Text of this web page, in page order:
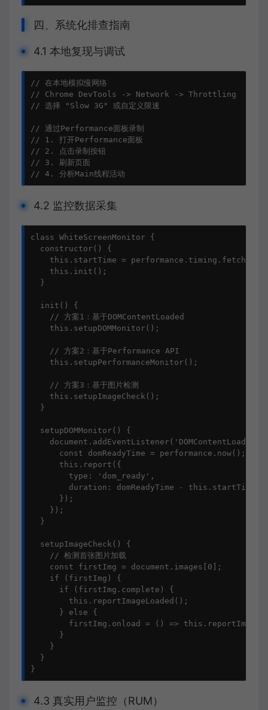
四、系统化排查指南
4.1 本地复现与调试
// 在本地模拟慢网络
// Chrome DevTools -> Network -> Throttling
// 选择 "Slow 3G" 或自定义限速
// 通过Performance面板录制
// 1. 打开Performance面板
// 2. 点击录制按钮
// 3. 刷新页面
// 4. 分析Main线程活动
4.2 监控数据采集
class WhiteScreenMonitor {
constructor () {
this . startTime = performance. timing .
this . init ();
  }
init () {
// 方案1：基于DOMContentLoaded
this . setupDOMMonitor ();
// 方案2：基于Performance API
this . setupPerformanceMonitor ();
// 方案3：基于图片检测
this . setupImageCheck ();
  }
setupDOMMonitor () {
document . addEventListener ( 'DOMContentLoaded'
const domReadyTime = performance. now ();
this . report ({
type : 'dom_ready' ,
duration : domReadyTime - this . startTime
      });
    });
  }
setupImageCheck () {
// 检测首张图片加载
const firstImg = document . images 0 ];
if (firstImg) {
if (firstImg. complete ) {
this . reportImageLoaded ();
      }
else {
        firstImg.
onload = () => this .
      }
    }
  }
}
4.3 真实用户监控（RUM）